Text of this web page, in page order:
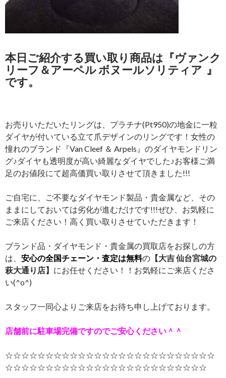
本日ご紹介する買い取り商品は 『ヴァンク
リーフ＆アーペル ボヌールソリティア 』
です。
お売りいただいたリングは、プラチナ(Pt950)の地金に一粒
ダイヤが付いている立て爪デザインのリングです！女性の
憧れのブランド『Van Cleef ＆ Arpels』のダイヤモンドリン
グ♪ダイヤも透明度が高い綺麗なダイヤでした♪お客様ご満
足のお値段にて超高価買い取りさせて頂きました!!!
ご自宅に、ご不要なダイヤモンド製品・貴金属など、その
ままにしておいては劣化が進むだけです!!!ぜひ、お気軽に
ご来店ください！高く買い取りさせていただきます！
ブランド品・ダイヤモンド・貴金属の買取店をお探しの方
は、 安心の全国チェーン・査定は無料の 【大吉 仙台宮城の
萩大通り店】 にお任せください！！お気軽にご来店くださ
い(^o^)
スタッフ一同心よりご来店をお待ち申し上げております。
店舗前に駐車場完備ですのでご安心ください＾＾
☆☆☆☆☆☆☆☆☆☆☆☆☆☆☆☆☆☆☆☆☆☆☆☆☆☆
☆☆☆☆☆☆☆☆☆☆☆☆☆☆☆☆☆☆☆☆☆☆☆☆☆